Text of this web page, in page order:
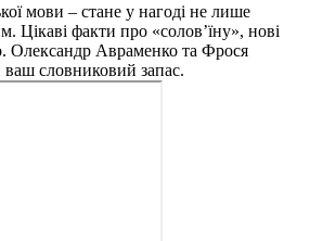
мови – стане у нагоді не лише
Цікаві факти про «солов’їну», нові
Олександр Авраменко та Фрося
словниковий запас.